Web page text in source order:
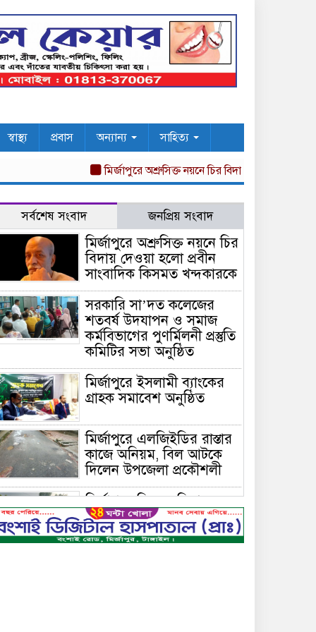
স্বাস্থ্য প্রবাস অন্যান্য সাহিত্য
মির্জাপুরে অশ্রুসিক্ত নয়নে চির বিদায় দেওয়া হলো প্রবীন
সর্বশেষ সংবাদ জনপ্রিয় সংবাদ
মির্জাপুরে অশ্রুসিক্ত নয়নে চির
বিদায় দেওয়া হলো প্রবীন
সাংবাদিক কিসমত খন্দকারকে
সরকারি সা’দত কলেজের
শতবর্ষ উদযাপন ও সমাজ
কর্মবিভাগের পুণর্মিলনী প্রস্তুতি
কমিটির সভা অনুষ্ঠিত
মির্জাপুরে ইসলামী ব্যাংকের
গ্রাহক সমাবেশ অনুষ্ঠিত
মির্জাপুরে এলজিইডির রাস্তার
কাজে অনিয়ম, বিল আটকে
দিলেন উপজেলা প্রকৌশলী
মির্জাপুরে বিলে অভিযান,
অবৈধ চায়না দুয়ারি জাল
ধ্বংস